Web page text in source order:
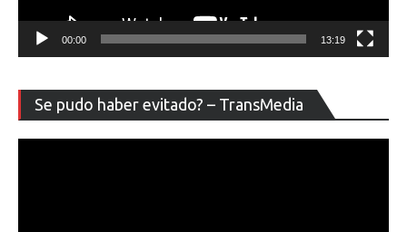
00:00 13:19
Se pudo haber evitado? – TransMedia
de